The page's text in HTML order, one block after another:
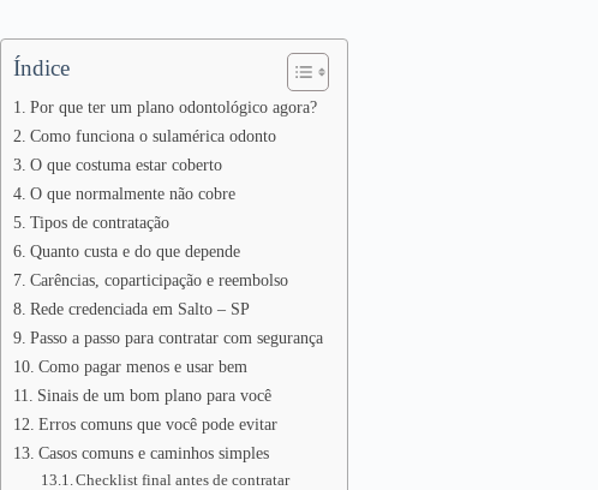
Índice
Por que ter um plano odontológico agora?
Como funciona o sulamérica odonto
O que costuma estar coberto
O que normalmente não cobre
Tipos de contratação
Quanto custa e do que depende
Carências, coparticipação e reembolso
Rede credenciada em Salto – SP
Passo a passo para contratar com segurança
Como pagar menos e usar bem
Sinais de um bom plano para você
Erros comuns que você pode evitar
Casos comuns e caminhos simples
Checklist final antes de contratar